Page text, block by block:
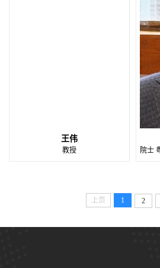
王伟
教授
上页 1 2